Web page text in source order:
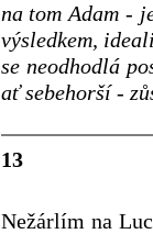
na tom Adam -
výsledkem,
se neodhodlá
ať sebehorší -
13
Nežárlím na